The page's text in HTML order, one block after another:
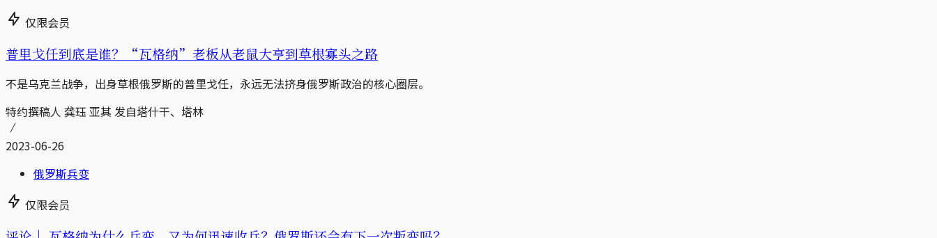
仅限会员
普里戈任到底是谁？“瓦格纳”老板从老鼠大亨到草根寡头之路
不是乌克兰战争，出身草根俄罗斯的普里戈任，永远无法挤身俄罗斯政治的核心圈层。
特约撰稿人 龚珏 亚其 发自塔什干、塔林
2023-06-26
俄罗斯兵变
仅限会员